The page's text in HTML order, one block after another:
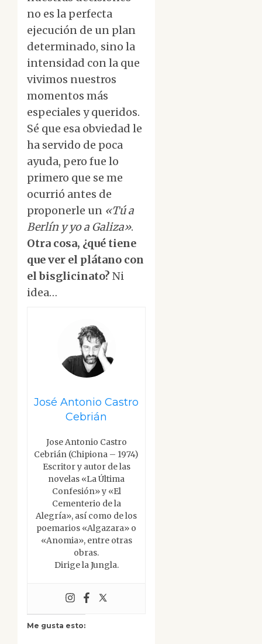
no es la perfecta
ejecución de un plan
determinado, sino la
intensidad con la que
vivimos nuestros
momentos más
especiales y queridos.
Sé que esa obviedad le
ha servido de poca
ayuda, pero fue lo
primero que se me
ocurrió antes de
proponerle un «Tú a
Berlín y yo a Galiza».
Otra cosa, ¿qué tiene
que ver el plátano con
el bisglicinato? Ni
idea…
José Antonio Castro
Cebrián
Jose Antonio Castro
Cebrián (Chipiona – 1974)
Escritor y autor de las
novelas «La Última
Confesión» y «El
Cementerio de la
Alegría», así como de los
poemarios «Algazara» o
«Anomia», entre otras
obras.
Dirige la Jungla.
Me gusta esto: